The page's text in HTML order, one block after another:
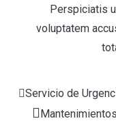
Perspiciatis
voluptatem
Servicio de
Mantenimientos